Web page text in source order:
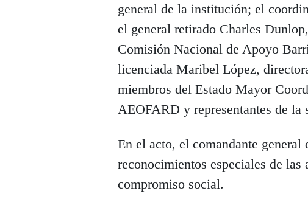
general de la institución; el
el general retirado Charles
Comisión Nacional de Apoyo
licenciada Maribel López,
miembros del Estado Mayor
AEOFARD y representantes de la
En el acto, el comandante
reconocimientos especiales de
compromiso social.